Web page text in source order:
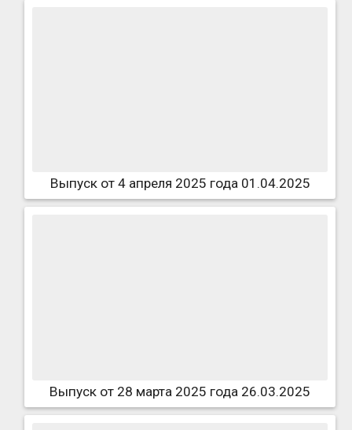
Выпуск от 4 апреля 2025 года 01.04.2025
Выпуск от 28 марта 2025 года 26.03.2025